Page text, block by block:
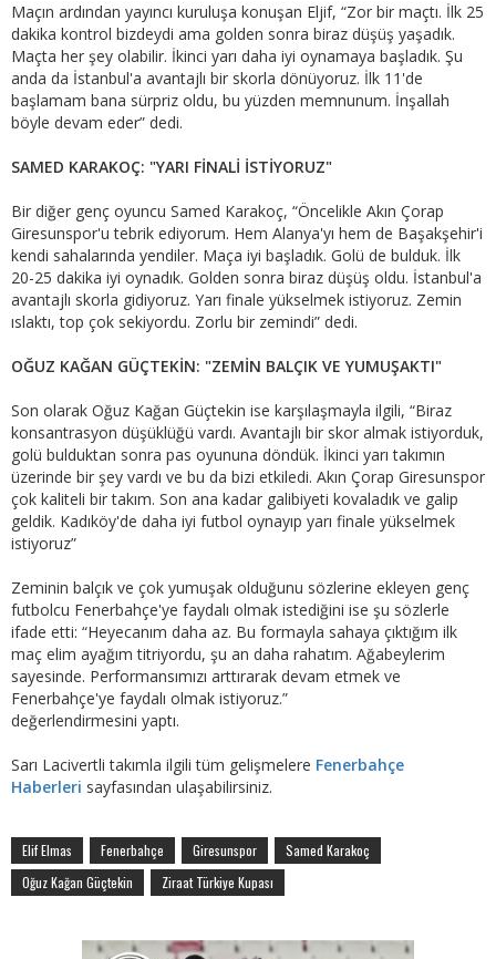
Maçın ardından yayıncı kuruluşa konuşan Eljif, “Zor bir maçtı. İlk 25
dakika kontrol bizdeydi ama golden sonra biraz düşüş yaşadık.
Maçta her şey olabilir. İkinci yarı daha iyi oynamaya başladık. Şu
anda da İstanbul'a avantajlı bir skorla dönüyoruz. İlk 11'de
başlamam bana sürpriz oldu, bu yüzden memnunum. İnşallah
böyle devam eder” dedi.
SAMED KARAKOÇ: "YARI FİNALİ İSTİYORUZ"
Bir diğer genç oyuncu Samed Karakoç, “Öncelikle Akın Çorap
Giresunspor'u tebrik ediyorum. Hem Alanya'yı hem de Başakşehir'i
kendi sahalarında yendiler. Maça iyi başladık. Golü de bulduk. İlk
20-25 dakika iyi oynadık. Golden sonra biraz düşüş oldu. İstanbul'a
avantajlı skorla gidiyoruz. Yarı finale yükselmek istiyoruz. Zemin
ıslaktı, top çok sekiyordu. Zorlu bir zemindi” dedi.
OĞUZ KAĞAN GÜÇTEKİN: "ZEMİN BALÇIK VE YUMUŞAKTI"
Son olarak Oğuz Kağan Güçtekin ise karşılaşmayla ilgili, “Biraz
konsantrasyon düşüklüğü vardı. Avantajlı bir skor almak istiyorduk,
golü bulduktan sonra pas oyununa döndük. İkinci yarı takımın
üzerinde bir şey vardı ve bu da bizi etkiledi. Akın Çorap Giresunspor
çok kaliteli bir takım. Son ana kadar galibiyeti kovaladık ve galip
geldik. Kadıköy'de daha iyi futbol oynayıp yarı finale yükselmek
istiyoruz”
Zeminin balçık ve çok yumuşak olduğunu sözlerine ekleyen genç
futbolcu Fenerbahçe'ye faydalı olmak istediğini ise şu sözlerle
ifade etti: “Heyecanım daha az. Bu formayla sahaya çıktığım ilk
maç elim ayağım titriyordu, şu an daha rahatım. Ağabeylerim
sayesinde. Performansımızı arttırarak devam etmek ve
Fenerbahçe'ye faydalı olmak istiyoruz.”
değerlendirmesini yaptı.
Sarı Lacivertli takımla ilgili tüm gelişmelere Fenerbahçe
Haberleri sayfasından ulaşabilirsiniz.
Elif Elmas Fenerbahçe Giresunspor
Samed Karakoç
Oğuz Kağan Güçtekin
Ziraat Türkiye Kupası